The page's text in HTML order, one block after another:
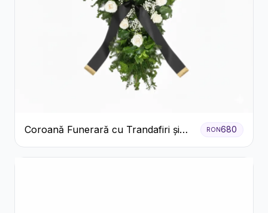
Coroană Funerară cu Trandafiri și
Crini
RON680